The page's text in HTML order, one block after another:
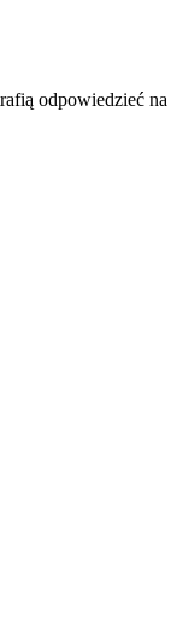
odpowiedzieć na